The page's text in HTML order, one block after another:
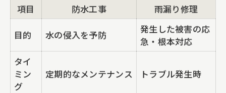
項目 防水工事 雨漏り修理
目的 水の侵入を予防
発生した被害の応
急・根本対応
タイ
ミン
グ
定期的なメンテナンス トラブル発生時